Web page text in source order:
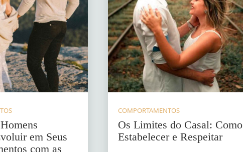
em Seus
com as
COMPORTAMENTOS
Os Limites do Casal: Como
Estabelecer e Respeitar